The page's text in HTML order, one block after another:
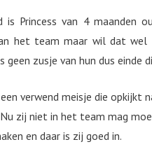
is Princess van 4 maanden
het team maar wil dat wel
geen zusje van hun dus einde
een verwend meisje die opkijkt
zij niet in het team mag
en daar is zij goed in.